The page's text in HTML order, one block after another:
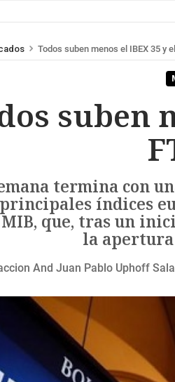
Todos suben menos el IBEX 35 y
suben
termina con
índices
MIB, que, tras un
la